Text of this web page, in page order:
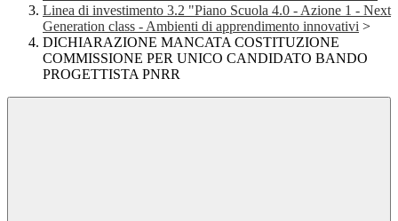
Linea di investimento 3.2 "Piano Scuola 4.0 - Azione 1 - Next
Generation class - Ambienti di apprendimento innovativi >
DICHIARAZIONE MANCATA COSTITUZIONE
COMMISSIONE PER UNICO CANDIDATO BANDO
PROGETTISTA PNRR